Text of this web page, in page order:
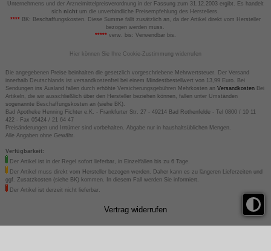
Unternehmens und der Arzneimittelpreisverordnung in der Fassung zum 31.12.2003 ergibt. Es handelt
sich nicht um die unverbindliche Preisempfehlung des Herstellers.
****BK: Beschaffungskosten. Diese Summe fällt zusätzlich an, da der Artikel direkt vom Hersteller
bezogen werden muss.
*****verw. bis: Verwendbar bis.
Hier können Sie Ihre Cookie-Zustimmung widerrufen
Die angegebenen Preise beinhalten die gesetzlich vorgeschriebene Mehrwertsteuer. Der Versand
innerhalb Deutschlands ist versandkostenfrei bei einem Mindestbestellwert von 13,99 Euro. Bei
Sendungen ins Ausland fallen durch erhöhte Versicherungsgebühren Mehrkosten an VersandkostenBei
Artikeln, die wir ausschließlich über den Hersteller beziehen können, fallen unter Umständen
sogenannte Beschaffungskosten an (siehe BK).
Bad Apotheke Henning Fichter e.K. - Frankfurter Str. 27 - 49214 Bad Rothenfelde - Tel 0800 / 10 11
422 - Fax 05424 / 21 64 47
Preisänderungen und Irrtümer sind vorbehalten. Abgabe nur in haushaltsüblichen Mengen.
Alle Angaben ohne Gewähr.
Verfügbarkeit:
Der Artikel ist in der Regel sofort lieferbar, in Einzelfällen bis zu 6 Tage.
Der Artikel muss direkt vom Hersteller bezogen werden. Daher kann es zu längeren Lieferzeiten und
ggf. Zusatzkosten (siehe BK) kommen. In diesem Fall werden Sie informiert.
Der Artikel ist derzeit nicht lieferbar.
Vertrag widerrufen